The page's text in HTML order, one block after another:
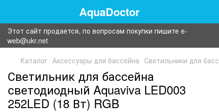
AquaDoctor
Этот сайт продается, по вопросам покупки пишите e-
web@ukr.net
Каталог Аксессуары для бассейна Светильники для
Светильник для бассейна
светодиодный Aquaviva LED003
252LED (18 Вт) RGB